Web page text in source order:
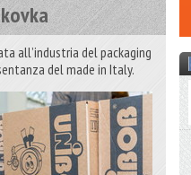
all’industria del packaging
del made in Italy.